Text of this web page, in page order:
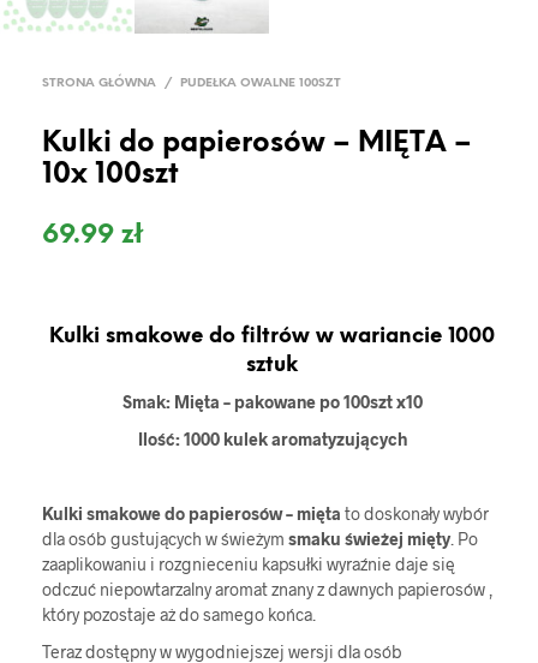
STRONA GŁÓWNA / PUDEŁKA OWALNE 100SZT
Kulki do papierosów – MIĘTA –
10x 100szt
69.99 zł
Kulki smakowe do filtrów w wariancie 1000
sztuk
Smak: Mięta – pakowane po 100szt x10
Ilość: 1000 kulek aromatyzujących
Kulki smakowe do papierosów – mięta to doskonały wybór
dla osób gustujących w świeżym smaku świeżej mięty. Po
zaaplikowaniu i rozgnieceniu kapsułki wyraźnie daje się
odczuć niepowtarzalny aromat znany z dawnych papierosów ,
który pozostaje aż do samego końca.
Teraz dostępny w wygodniejszej wersji dla osób